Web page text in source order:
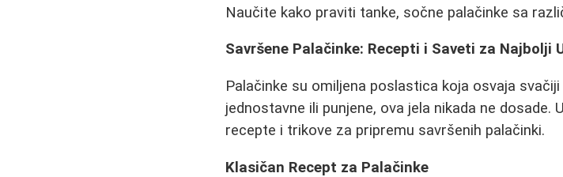
Naučite kako praviti tanke, sočne palačinke sa
Savršene Palačinke: Recepti i Saveti za Najbolji
Palačinke su omiljena poslastica koja osvaja
jednostavne ili punjene, ova jela nikada ne dosade.
recepte i trikove za pripremu savršenih palačinki.
Klasičan Recept za Palačinke